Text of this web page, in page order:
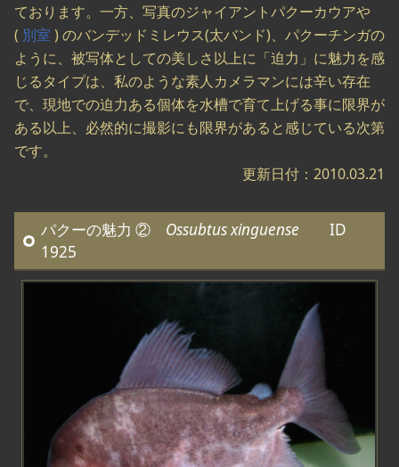
ております。一方、写真のジャイアントパクーカウアや
( 別室 ) のバンデッドミレウス(太バンド)、パクーチンガの
ように、被写体としての美しさ以上に「迫力」に魅力を感
じるタイプは、私のような素人カメラマンには辛い存在
で、現地での迫力ある個体を水槽で育て上げる事に限界が
ある以上、必然的に撮影にも限界があると感じている次第
です。
更新日付：2010.03.21
パクーの魅力 ② Ossubtus xinguense ID
1925